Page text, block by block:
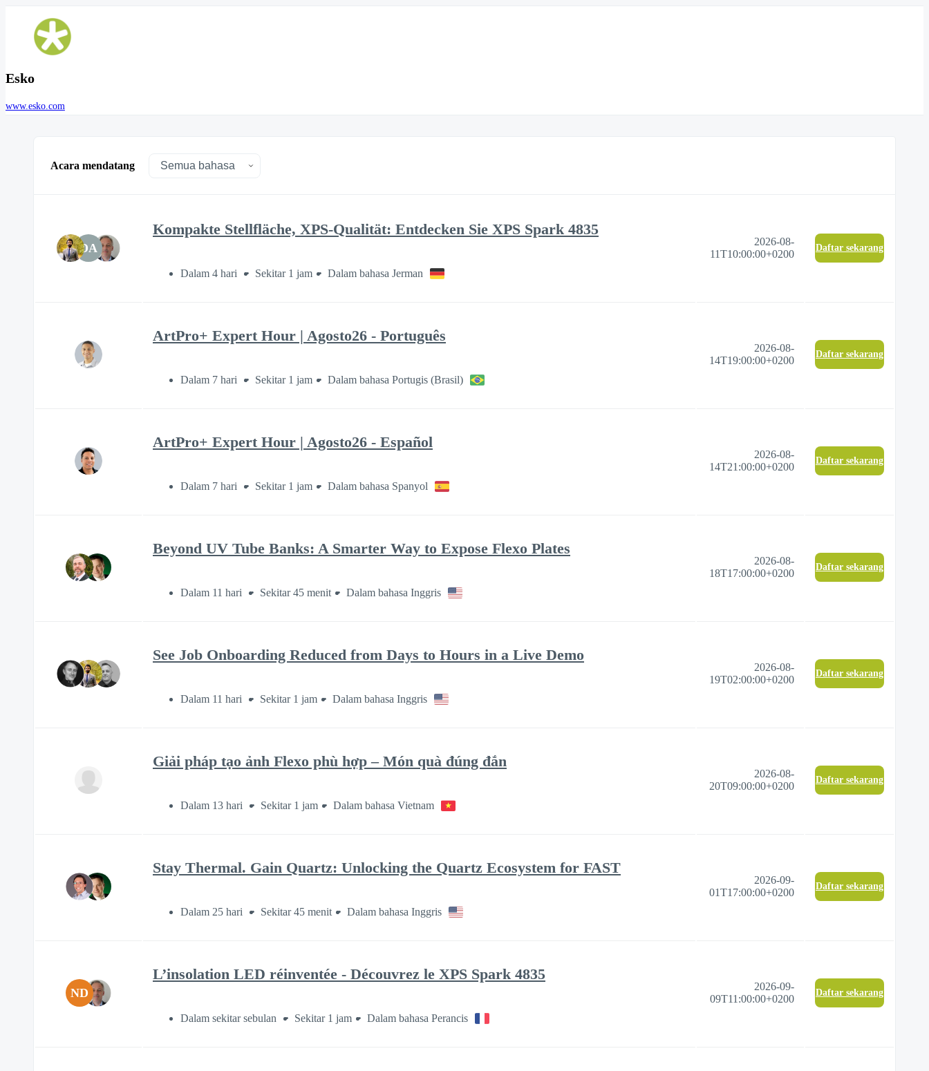
Esko
www.esko.com
Acara mendatang
DA
Kompakte Stellfläche, XPS-Qualität: Entdecken Sie XPS Spark 4835
Dalam 4 hari Sekitar 1 jam Dalam bahasa Jerman
2026-08-
11T10:00:00+0200
Daftar sekarang
ArtPro+ Expert Hour | Agosto26 - Português
Dalam 7 hari Sekitar 1 jam Dalam bahasa Portugis (Brasil)
2026-08-
14T19:00:00+0200
Daftar sekarang
ArtPro+ Expert Hour | Agosto26 - Español
Dalam 7 hari Sekitar 1 jam Dalam bahasa Spanyol
2026-08-
14T21:00:00+0200
Daftar sekarang
Beyond UV Tube Banks: A Smarter Way to Expose Flexo Plates
Dalam 11 hari Sekitar 45 menit Dalam bahasa Inggris
2026-08-
18T17:00:00+0200
Daftar sekarang
See Job Onboarding Reduced from Days to Hours in a Live Demo
Dalam 11 hari Sekitar 1 jam Dalam bahasa Inggris
2026-08-
19T02:00:00+0200
Daftar sekarang
Giải pháp tạo ảnh Flexo phù hợp – Món quà đúng đắn
Dalam 13 hari Sekitar 1 jam Dalam bahasa Vietnam
2026-08-
20T09:00:00+0200
Daftar sekarang
Stay Thermal. Gain Quartz: Unlocking the Quartz Ecosystem for FAST
Dalam 25 hari Sekitar 45 menit Dalam bahasa Inggris
2026-09-
01T17:00:00+0200
Daftar sekarang
ND
L’insolation LED réinventée - Découvrez le XPS Spark 4835
Dalam sekitar sebulan Sekitar 1 jam Dalam bahasa Perancis
2026-09-
09T11:00:00+0200
Daftar sekarang